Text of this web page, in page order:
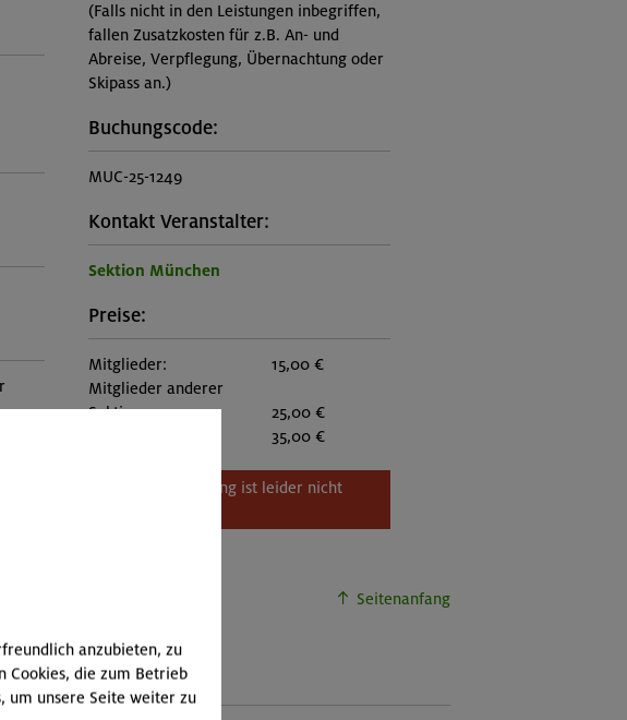
(Falls nicht in den Leistungen inbegriffen,
fallen Zusatzkosten für z.B. An- und
Abreise, Verpflegung, Übernachtung oder
Skipass an.)
Buchungscode:
MUC-25-1249
Kontakt Veranstalter:
Sektion München
Preise:
Mitglieder:
15,00 €
Mitglieder anderer
Sektion:
25,00 €
35,00 €
Diese Veranstaltung ist leider nicht
Seitenanfang
anzubieten, zu
Cookies, die zum Betrieb
um unsere Seite weiter zu